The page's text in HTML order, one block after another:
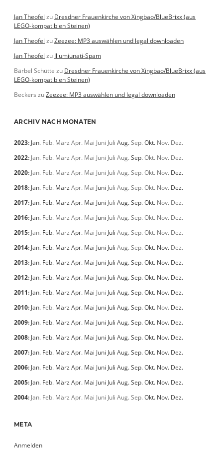
Jan Theofel zu Dresdner Frauenkirche von Xingbao/BlueBrixx (aus
LEGO-kompatiblen Steinen)
Jan Theofel zuZeezee: MP3 auswählen und legal downloaden
Jan Theofel zu Illumiunati-Spam
Bärbel Schütte zu Dresdner Frauenkirche von Xingbao/BlueBrixx (aus
LEGO-kompatiblen Steinen)
Beckers zuZeezee: MP3 auswählen und legal downloaden
ARCHIV NACH MONATEN
2023: Jan. Feb. März Apr. Mai Juni Juli Aug.Sep.Okt. Nov. Dez.
2022: Jan. Feb. März Apr. Mai Juni Juli Aug.Sep.Okt. Nov. Dez.
2020: Jan. Feb. März Apr. Mai Juni Juli Aug.Sep.Okt. Nov. Dez.
2018: Jan. Feb. März Apr. Mai Juni Juli Aug.Sep.Okt. Nov. Dez.
2017: Jan. Feb. März Apr. Mai Juni Juli Aug.Sep.Okt. Nov. Dez.
2016: Jan. Feb. März Apr. Mai Juni Juli Aug.Sep.Okt. Nov. Dez.
2015: Jan. Feb. März Apr. Mai Juni Juli Aug.Sep.Okt. Nov. Dez.
2014: Jan. Feb. März Apr. Mai Juni Juli Aug.Sep.Okt. Nov. Dez.
2013: Jan. Feb. März Apr. Mai Juni Juli Aug.Sep.Okt. Nov. Dez.
2012: Jan. Feb. März Apr. Mai Juni Juli Aug.Sep.Okt. Nov. Dez.
2011: Jan. Feb. März Apr. Mai Juni Juli Aug.Sep.Okt. Nov. Dez.
2010: Jan. Feb. März Apr. Mai Juni Juli Aug.Sep.Okt. Nov. Dez.
2009: Jan. Feb. März Apr. Mai Juni Juli Aug.Sep.Okt. Nov. Dez.
2008: Jan. Feb. März Apr. Mai Juni Juli Aug.Sep.Okt. Nov. Dez.
2007: Jan. Feb. März Apr. Mai Juni Juli Aug.Sep.Okt. Nov. Dez.
2006: Jan. Feb. März Apr. Mai Juni Juli Aug.Sep.Okt. Nov. Dez.
2005: Jan. Feb. März Apr. Mai Juni Juli Aug.Sep.Okt. Nov. Dez.
2004: Jan. Feb. März Apr. Mai Juni Juli Aug.Sep.Okt. Nov. Dez.
META
Anmelden